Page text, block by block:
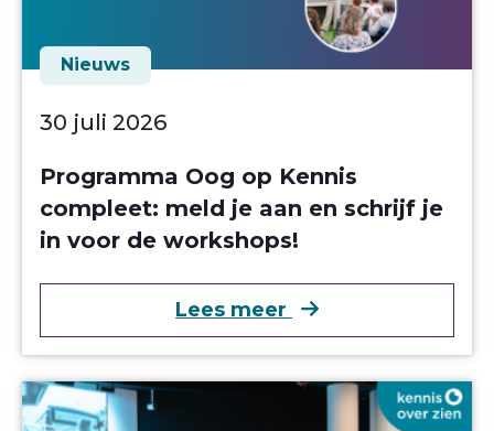
Programma Oog op Kennis
compleet: meld je aan en schrijf je
in voor de workshops!
Nieuws
30 juli 2026
Lees meer over Programma